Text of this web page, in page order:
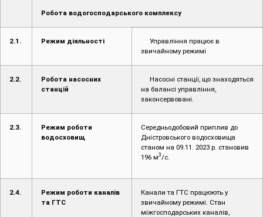
Робота водогосподарського комплексу
2.1. Режим діяльності
Управління працює в
звичайному режимі
2.2.
Робота насосних
станцій
Насосні станції, що знаходяться
на балансі управління,
законсервовані.
2.3.
Режим роботи
водосховищ
Середньодобовий приплив до
Дністровського водосховища
станом на 09.11. 2023 р. становив
196 м3/с.
2.4.
Режим роботи каналів
та ГТС
Канали та ГТС працюють у
звичайному режимі. Стан
міжгосподарських каналів,